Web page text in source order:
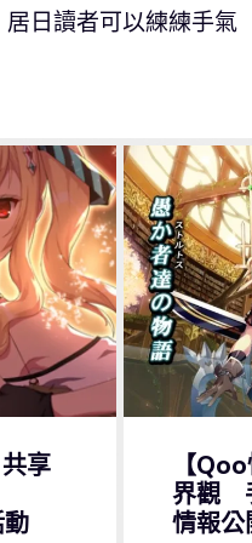
日讀者可以練練手氣
享
動
【
界觀
情報公